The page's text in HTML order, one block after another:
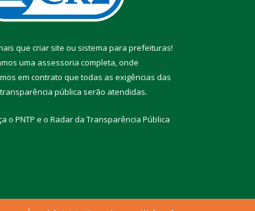
que criar site ou sistema para prefeituras!
uma assessoria completa, onde
em contrato que todas as exigências das
pública serão atendidas.
o PNTP e o Radar da Transparência Pública